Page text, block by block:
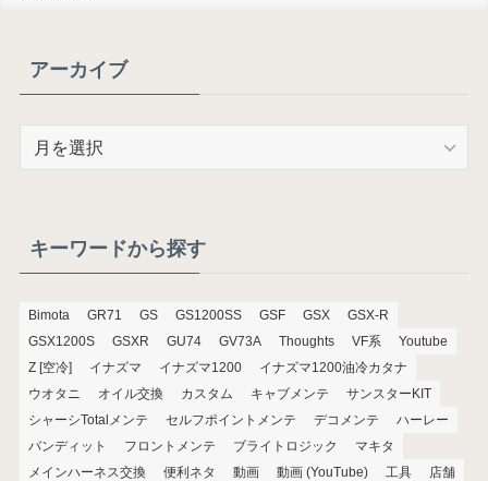
アーカイブ
ブキーワードから探す
Bimota GR71 GS GS1200SS GSF GSX
GSX-R
GSX1200S
GSXR GU74 GV73A Thoughts VF系
Youtube
Z [空冷]
イナズマ イナズマ1200
イナズマ1200油冷カタナ
ウオタニ
オイル交換 カスタム キャブメンテ
サンスターKIT
シャーシTotalメンテ
セルフポイントメンテ デコメンテ
ハーレー
バンディット
フロントメンテ ブライトロジック
マキタ
メインハーネス交換
便利ネタ 動画 動画 (YouTube) 工具 店舗